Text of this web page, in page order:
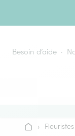
Besoin d’aide
Accueil
› Fleuristes